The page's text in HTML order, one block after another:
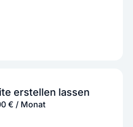
erstellen lassen
€ / Monat